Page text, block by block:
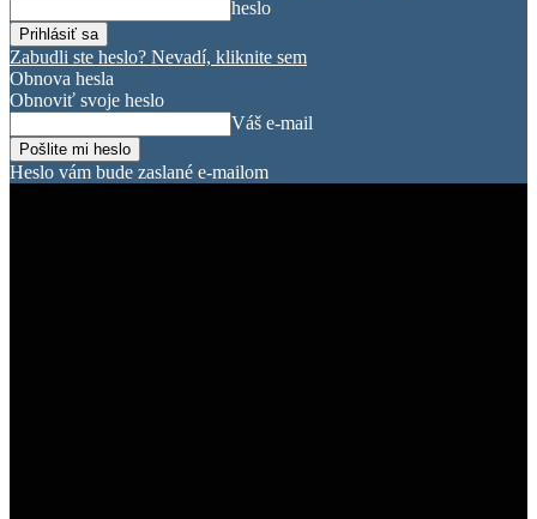
heslo
Zabudli ste heslo? Nevadí, kliknite sem
Obnova hesla
Obnoviť svoje heslo
Váš e-mail
Heslo vám bude zaslané e-mailom